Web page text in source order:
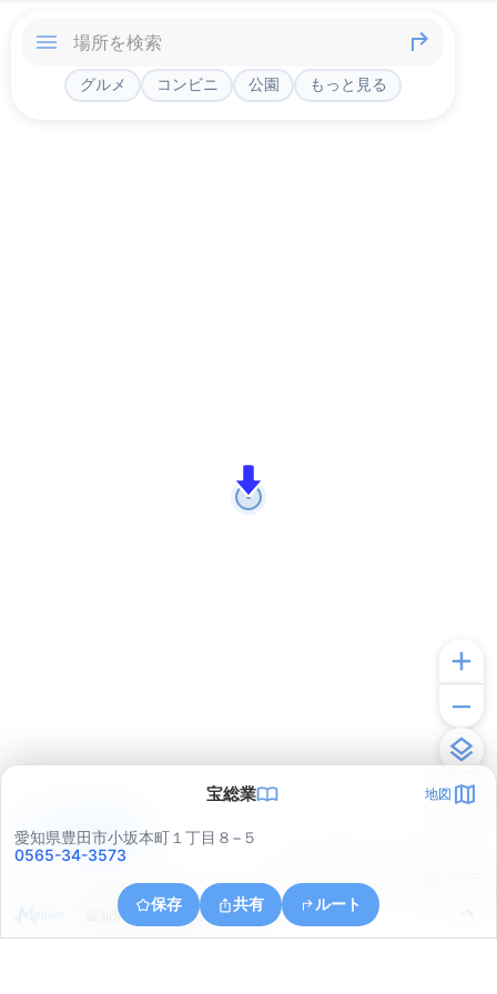
グルメ コンビニ 公園 もっと見る
宝総業 地図
愛知県豊田市小坂本町１丁目８−５
0565-34-3573
保存 共有 ルート
愛知県豊田市小坂町１３丁目
アプリで見る